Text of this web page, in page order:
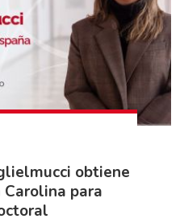
obtiene
para